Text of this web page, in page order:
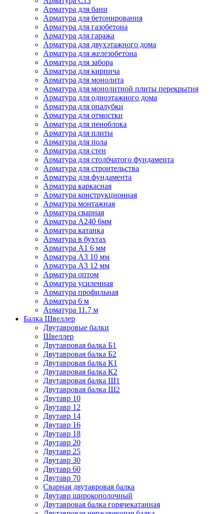
Арматура для бани
Арматура для бетонирования
Арматура для газобетона
Арматура для гаража
Арматура для двухэтажного дома
Арматура для железобетона
Арматура для забора
Арматура для кирпича
Арматура для монолита
Арматура для монолитной плиты перекрытия
Арматура для одноэтажного дома
Арматура для опалубки
Арматура для отмостки
Арматура для пеноблока
Арматура для плиты
Арматура для пола
Арматура для стен
Арматура для столбчатого фундамента
Арматура для строительства
Арматура для фундамента
Арматура каркасная
Арматура конструкционная
Арматура монтажная
Арматура сварная
Арматура А240 6мм
Арматура катанка
Арматура в бухтах
Арматура А1 6 мм
Арматура А3 10 мм
Арматура А3 12 мм
Арматура оптом
Арматура усиленная
Арматура профильная
Арматура 6 м
Арматура 11.7 м
Балка Швеллер
Двутавровые балки
Швеллер
Двутавровая балка Б1
Двутавровая балка Б2
Двутавровая балка К1
Двутавровая балка К2
Двутавровая балка Ш1
Двутавровая балка Ш2
Двутавр 10
Двутавр 12
Двутавр 14
Двутавр 16
Двутавр 18
Двутавр 20
Двутавр 25
Двутавр 30
Двутавр 60
Двутавр 70
Сварная двутавровая балка
Двутавр широкополочный
Двутавровая балка горячекатанная